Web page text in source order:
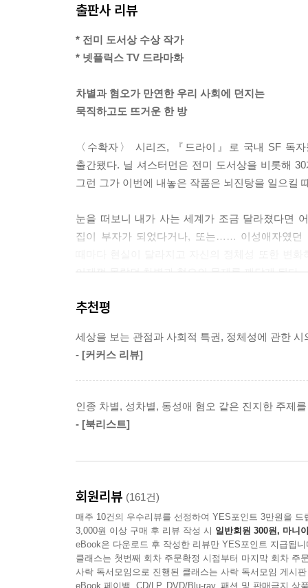
이런 삶을 살아온 내 반쪽은 이 모든 게 합당하다
속 자기 암시를 걸었지만, 쉽지 않았다. 내가 정
희망을 줬다. 원래의 내가 더 우세하다는 뜻이니
「쿼트가 널 현재 우주의 중심이라고 지목했어.
--- p.136
그때 한 현실이 내 앞에 나타났다. 나쁘지도, 좋지
부터 나를 훨씬 더 멀리 데려갈 현실이었다.
--- p.189
성 소수자 자아는 딱히 잠재우고 싶지 않았다. 무
--- p.213
해야 했다.
--- p.317
만든다.
--- p.362
출판사 리뷰
* 전미 도서상 수상 작가
* 넷플릭스 TV 드라마화
차별과 혐오가 만연한 우리 사회에 던지는
묵직하고도 뜨거운 한 방
〈수확자〉 시리즈, 『드라이』로 국내 SF 독
출간됐다. 닐 셔스터먼은 전미 도서상을 비롯해
그런 그가 이번에 내놓은 작품은 뇌진탕을 일으킬
눈을 떠보니 내가 사는 세계가 조금 달라졌다면
집이 부자가 되었다거나, 또는…… 이성애자였던
이제껏 몰랐던 차별과 혐오의 문제를 깨닫게 된다.
『게임 체인저』는 진지한 주제를 다루면서도 유
만날 날을 기대하고 있다. 갈수록 차별과 혐오가
우주를 바꿀 힘이 내게 있다면
고등학교 미식축구 선수인 애시는 경기를 치르
바뀐 부모님 덕에 풍족한 생활을 즐기던 것도 잠
여기던 인간 말종이었음을 확인한다. 타고난 천
그름에 대한 감각도 무뎌진 것이다.
이처럼 혼란에 빠진 애시에게 쌍둥이처럼 보이
추천평
세상을 보는 관점과 사회적 특권, 정체성에 관한
- [커커스 리뷰]
인종 차별, 성차별, 동성애 혐오 같은 진지한 주제
- [북리스트]
회원리뷰 (161건)
매주 10건의 우수리뷰를 선정하여 YES포인트 3만원을 드
3,000원 이상 구매 후 리뷰 작성 시 일반회원 300원, 마니
eBook은 다운로드 후 작성한 리뷰만 YES포인트 지급됩니
클래스는 첫번째 회차 주문확정 시점부터 마지막 회차 주
사락 독서모임으로 진행된 클래스는 사락 독서모임 게시
eBook 페이백, CD/LP, DVD/Blu-ray, 패션 및 판매금지 상